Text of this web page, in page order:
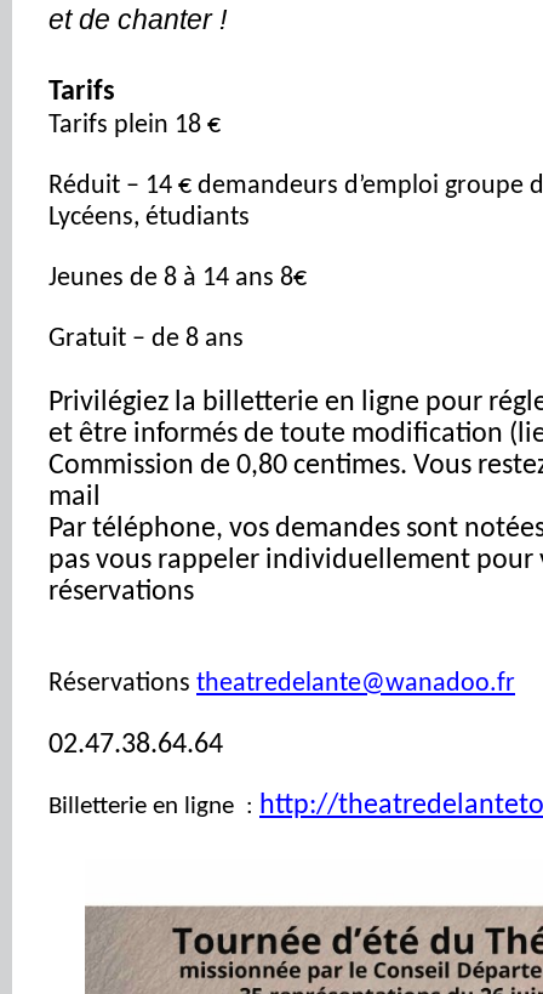
et de chanter !
Tarifs
Tarifs plein 18 €
Réduit – 14 € demandeurs d’emploi groupe
Lycéens, étudiants
Jeunes de 8 à 14 ans 8€
Gratuit – de 8 ans
Privilégiez la billetterie en ligne pour
et être informés de toute modification
Commission de 0,80 centimes. Vous
mail
Par téléphone, vos demandes sont
pas vous rappeler individuellement pour
réservations
Réservations theatredelante@wanadoo.fr
02.47.38.64.64
Billetterie en ligne : http://